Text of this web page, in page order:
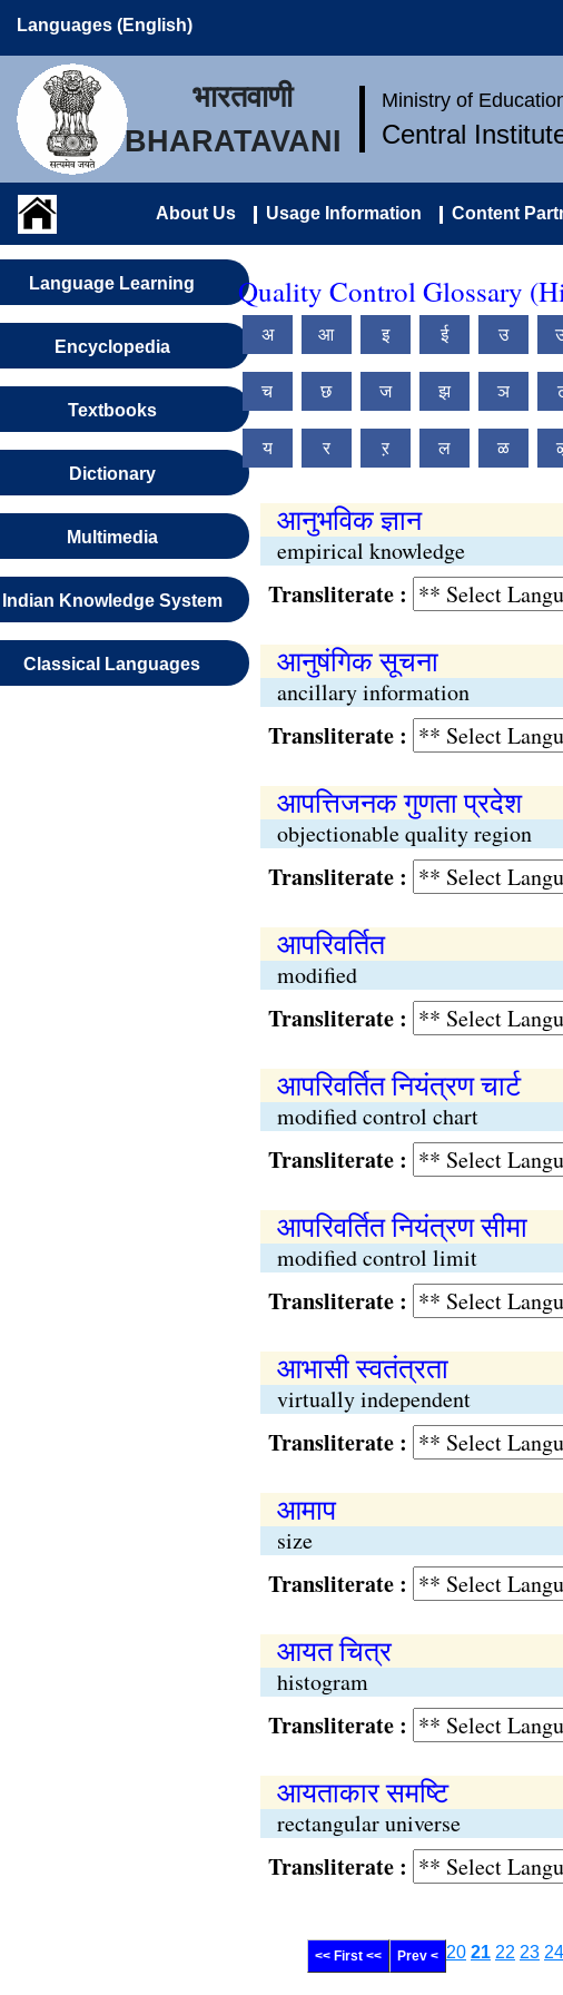
Languages (English)
भारतवाणी
BHARATAVANI
Ministry of
Central
About Us Usage Information Content
Language Learning
Encyclopedia
Textbooks
Dictionary
Multimedia
Indian Knowledge System
Classical Languages
Quality Control Glossary
अ आ इ ई उ
च छ ज झ ञ
य र ऱ ल ळ
आनुभविक ज्ञान
empirical knowledge
Transliterate :
आनुषंगिक सूचना
ancillary information
Transliterate :
आपत्तिजनक गुणता प्रदेश
objectionable quality region
Transliterate :
आपरिवर्तित
modified
Transliterate :
आपरिवर्तित नियंत्रण चार्ट
modified control chart
Transliterate :
आपरिवर्तित नियंत्रण सीमा
modified control limit
Transliterate :
आभासी स्वतंत्रता
virtually independent
Transliterate :
आमाप
size
Transliterate :
आयत चित्र
histogram
Transliterate :
आयताकार समष्टि
rectangular universe
Transliterate :
<< First << Prev < 20 21 22 23 24